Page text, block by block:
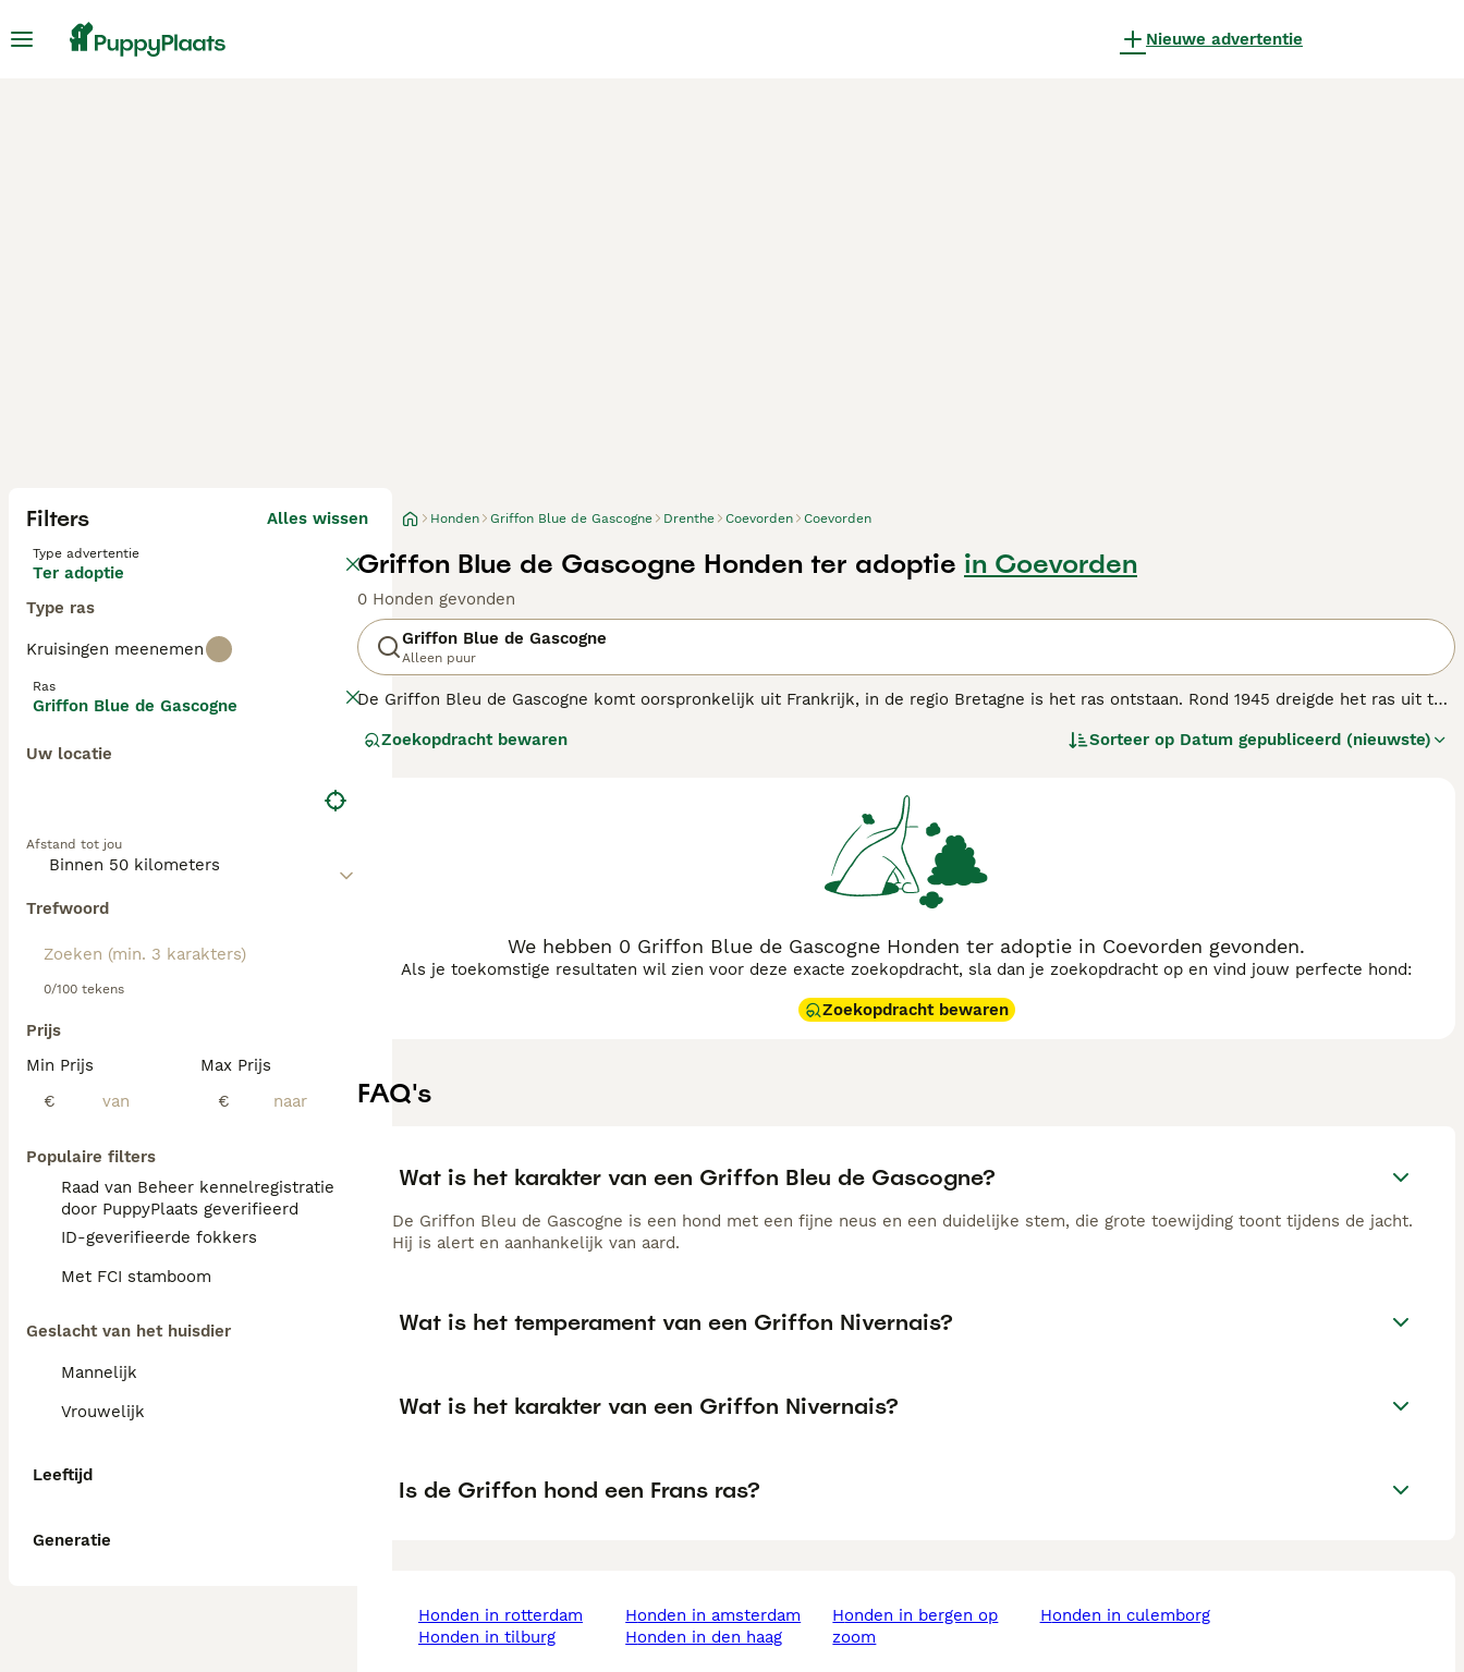
Nieuwe advertentie
Filters Alles wissen
Type advertentie
Ter adoptie
Type ras
Kruisingen meenemen
Ras
Griffon Blue de Gascogne
Uw locatie
Afstand tot jou
Trefwoord
0/100 tekens
Prijs
Min Prijs
€
Max Prijs
€
Populaire filters
Raad van Beheer kennelregistratie
door PuppyPlaats geverifieerd
ID-geverifieerde fokkers
Met FCI stamboom
Geslacht van het huisdier
Mannelijk
Vrouwelijk
Leeftijd
Generatie
Honden Griffon Blue de Gascogne Drenthe Coevorden Coevorden
Griffon Blue de Gascogne Honden ter adoptie in Coevorden
0 Honden gevonden
Griffon Blue de Gascogne
Alleen puur
De Griffon Bleu de Gascogne komt oorspronkelijk uit Frankrijk, in de regio Bretagne is het ras ontstaan. Rond 1945 dreigde het ras uit te
kruising tussen de Grand Bleu de Gascogne en Griffons. Het is een jachthond, die vooral wordt gebruikt bij de hazenjacht.
Zoekopdracht bewaren Sorteer op Datum gepubliceerd (nieuwste)
We hebben 0 Griffon Blue de Gascogne Honden ter adoptie in Coevorden gevonden.
Als je toekomstige resultaten wil zien voor deze exacte zoekopdracht, sla dan je zoekopdracht op en vind jouw perfecte hond:
Zoekopdracht bewaren
FAQ's
Wat is het karakter van een Griffon Bleu de Gascogne?
De Griffon Bleu de Gascogne is een hond met een fijne neus en een duidelijke stem, die grote toewijding toont tijdens de jacht.
Hij is alert en aanhankelijk van aard.
Wat is het temperament van een Griffon Nivernais?
Wat is het karakter van een Griffon Nivernais?
Is de Griffon hond een Frans ras?
honden in rotterdam
honden in tilburg
honden in amsterdam
honden in den haag
honden in bergen op
zoom
honden in culemborg